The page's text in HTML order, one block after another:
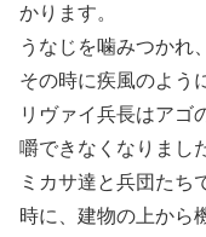
かります。
うなじを噛みつかれ
その時に疾風のよう
リヴァイ兵長はアゴ
嚼できなくなりまし
ミカサ達と兵団たち
時に、建物の上から